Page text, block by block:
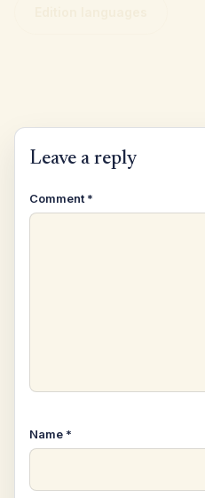
Leave a reply
Comment *
Name *